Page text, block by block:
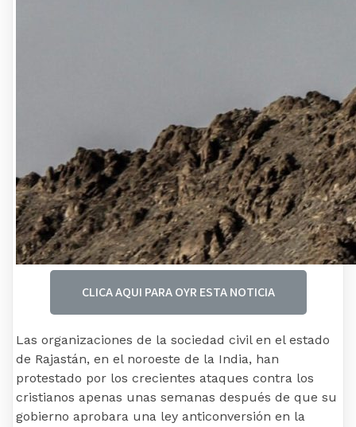
CLICA AQUI PARA OYR ESTA NOTICIA
Las organizaciones de la sociedad civil en el estado
de Rajastán, en el noroeste de la India, han
protestado por los crecientes ataques contra los
cristianos apenas unas semanas después de que su
gobierno aprobara una ley anticonversión en la